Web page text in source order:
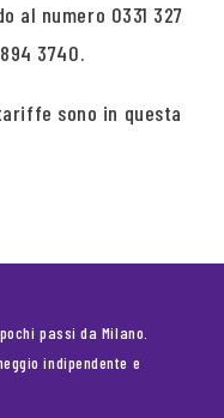
al numero 0331 327
3740.
sono in questa
passi da Milano.
indipendente e